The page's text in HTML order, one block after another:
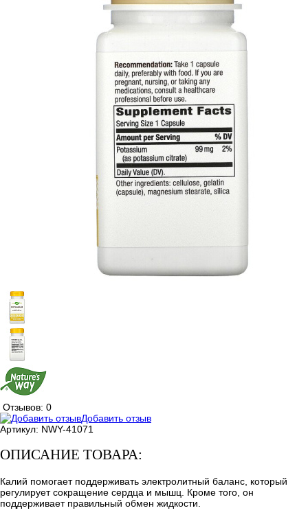
Отзывов: 0
Добавить отзыв
Артикул: NWY-41071
ОПИСАНИЕ ТОВАРА:
Калий помогает поддерживать электролитный баланс, который
регулирует сокращение сердца и мышц. Кроме того, он
поддерживает правильный обмен жидкости.